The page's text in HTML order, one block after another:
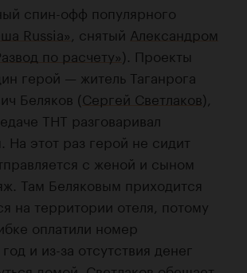
спин-офф популярного
Russia» , снятый Александром
по расчету»). Проекты
герой — житель Таганрога
Беляков (Сергей Светлаков),
ТНТ разговаривал
На этот раз герой не сидит
с женой и сыном
Там Беляковым приходится
на территории отеля, потому
оплатили номер
и из-за отсутствия денег